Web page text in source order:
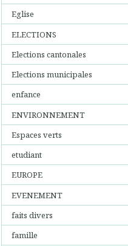
Eglise
ELECTIONS
Elections cantonales
Elections municipales
enfance
ENVIRONNEMENT
Espaces verts
etudiant
EUROPE
EVENEMENT
faits divers
famille